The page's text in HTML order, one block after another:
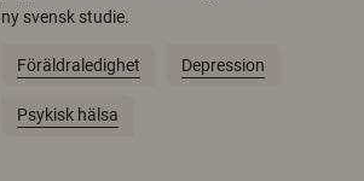
ny svensk studie.
Föräldraledighet Depression
Psykisk hälsa